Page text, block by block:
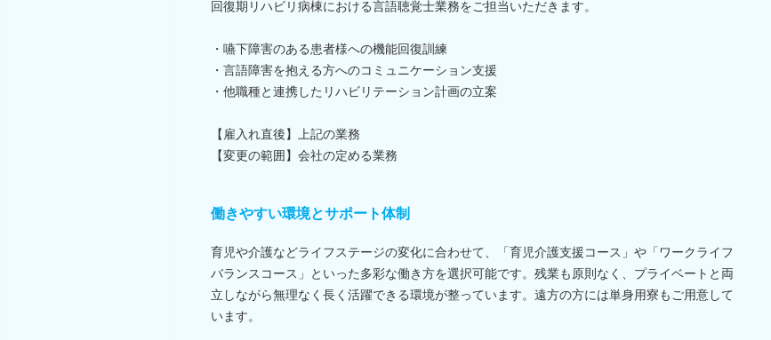
回復期リハビリ病棟における言語聴覚士業務をご担当いただきます。
・嚥下障害のある患者様への機能回復訓練
・言語障害を抱える方へのコミュニケーション支援
・他職種と連携したリハビリテーション計画の立案
【雇入れ直後】上記の業務
【変更の範囲】会社の定める業務
働きやすい環境とサポート体制
育児や介護などライフステージの変化に合わせて、「育児介護支援コース」や「ワークライフ
バランスコース」といった多彩な働き方を選択可能です。残業も原則なく、プライベートと両
立しながら無理なく長く活躍できる環境が整っています。遠方の方には単身用寮もご用意して
います。